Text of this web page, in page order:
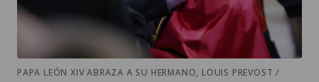
PAPA LEÓN XIV ABRAZA A SU HERMANO, LOUIS PREVOST /